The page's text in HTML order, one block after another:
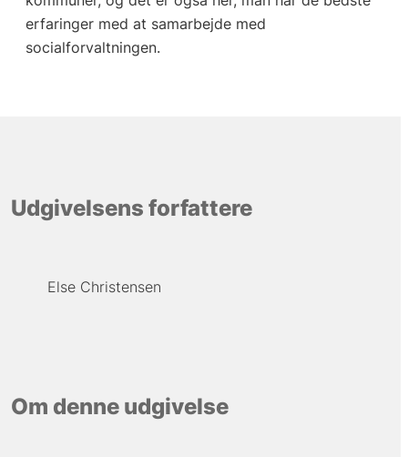
erfaringer med at samarbejde med
socialforvaltningen.
Udgivelsens forfattere
Else Christensen
Om denne udgivelse